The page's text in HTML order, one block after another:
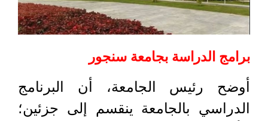
برامج الدراسة بجامعة سنجور
أوضح رئيس الجامعة، أن البرنامج
الدراسي بالجامعة ينقسم إلى جزئين؛